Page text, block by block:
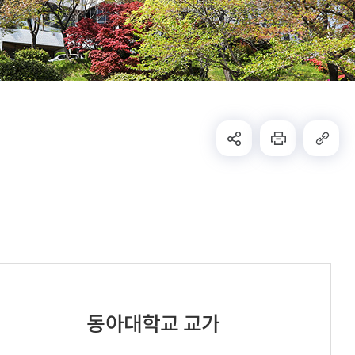
동아대학교 교가